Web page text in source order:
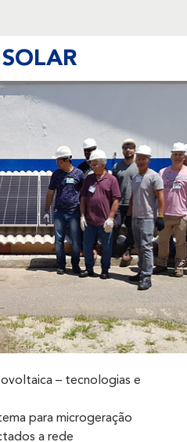
– tecnologias e
para microgeração
a rede